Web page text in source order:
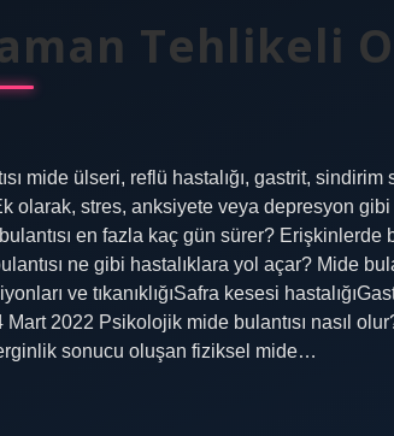
Tehlikeli
mide ülseri, reflü hastalığı, gastrit, sindirim
olarak, stres, anksiyete veya depresyon
en fazla kaç gün sürer? Erişkinlerde
ne gibi hastalıklara yol açar? Mide
ve tıkanıklığıSafra kesesi
2022 Psikolojik mide bulantısı nasıl
sonucu oluşan fiziksel mide…